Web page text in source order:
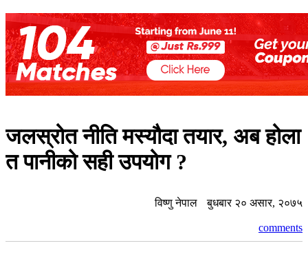
जलस्रोत नीति मस्यौदा तयार, अब होला
त पानीको सही उपयोग ?
विष्णु नेपाल बुधबार २० असार, २०७५
comments